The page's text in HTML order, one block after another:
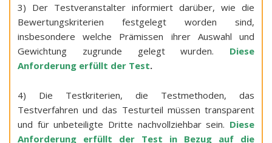
3) Der Testveranstalter informiert darüber, wie die
Bewertungskriterien festgelegt worden sind,
insbesondere welche Prämissen ihrer Auswahl und
Gewichtung zugrunde gelegt wurden. Diese
Anforderung erfüllt der Test.
4) Die Testkriterien, die Testmethoden, das
Testverfahren und das Testurteil müssen transparent
und für unbeteiligte Dritte nachvollziehbar sein. Diese
Anforderung erfüllt der Test in Bezug auf die